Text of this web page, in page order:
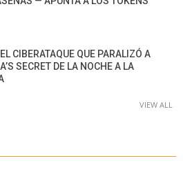
CIBERATAQUE QUE PARALIZÓ A
SECRET DE LA NOCHE A LA
VIEW ALL